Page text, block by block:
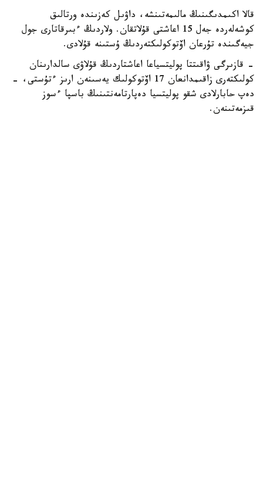
قالا اكىمدىگىنىڭ مالىمەتىنشە، داۋىل كەزىندە ورتالىق
كوشەلەردە جەل 15 اعاشتى قۇلاتقان. ولاردىڭ ءبىرقاتارى جول
جيەگىندە تۇرعان اۆتوكولىكتەردىڭ ۇستىنە قۇلادى.
- قازىرگى ۋاقىتتا پوليتسياعا اعاشتاردىڭ قۇلاۋى سالدارىنان
كولىكتەرى زاقىمدانعان 17 اۆتوكولىك يەسىنەن ارىز ءتۇستى، -
دەپ حابارلادى شقو پوليتسيا دەپارتامەنتىنىڭ باسپا ءسوز
قىزمەتىنەن.